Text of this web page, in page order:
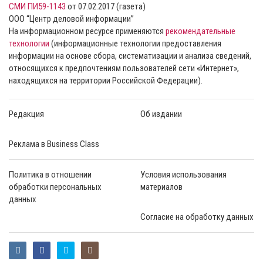
СМИ ПИ59-1143 от 07.02.2017 (газета)
ООО “Центр деловой информации”
На информационном ресурсе применяются рекомендательные
технологии (информационные технологии предоставления
информации на основе сбора, систематизации и анализа сведений,
относящихся к предпочтениям пользователей сети «Интернет»,
находящихся на территории Российской Федерации).
Редакция Об издании
Реклама в Business Class
Политика в отношении
обработки персональных
данных
Условия использования
материалов
Согласие на обработку данных